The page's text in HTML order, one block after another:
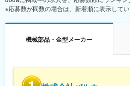
ス）」を自社開発。産業機械メー
ルとして販売する等、新規事業と
学習 などを活用し様々なテーマを
・身近にあるスマートフォンや薄
役割を果たすのが取出ロボットで
・国内12拠点、海外18ヶ国37ヶ所
※応募数が同数の場合は、新着順に表示してい
機械部品・金型メーカー